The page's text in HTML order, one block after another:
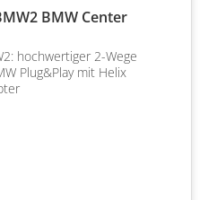
BMW Center
hochwertiger 2-Wege
Plug&Play mit Helix